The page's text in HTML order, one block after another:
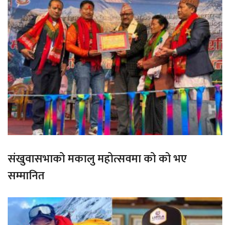
संखुवासभाको मकालु महोत्सवमा को को भए
सम्मानित